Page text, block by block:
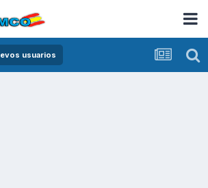
usuarios